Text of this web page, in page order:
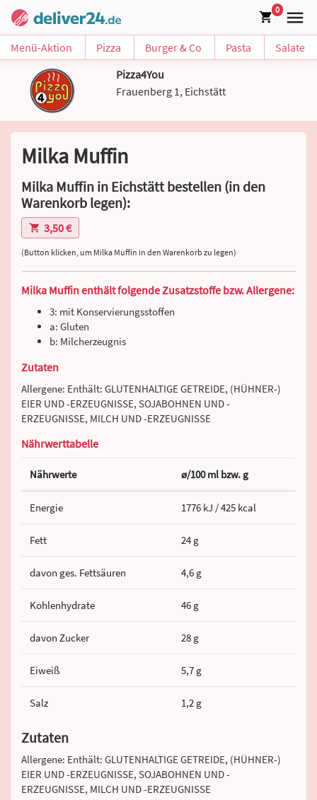
0
Menü-Aktion Pizza Burger & Co Pasta
Salate
Pizza4You
Frauenberg 1, Eichstätt
Milka Muffin
Milka Muffin in Eichstätt bestellen (in den
Warenkorb legen):
3,50 €
(Button klicken, um Milka Muffin in den Warenkorb zu legen)
Milka Muffin enthält folgende Zusatzstoffe bzw. Allergene:
3: mit Konservierungsstoffen
a: Gluten
b: Milcherzeugnis
Zutaten
Allergene: Enthält: GLUTENHALTIGE GETREIDE, (HÜHNER-)
EIER UND -ERZEUGNISSE, SOJABOHNEN UND -
ERZEUGNISSE, MILCH UND -ERZEUGNISSE
Nährwerttabelle
Nährwerte ø/100 ml bzw. g
Energie 1776 kJ / 425 kcal
Fett 24 g
davon ges. Fettsäuren 4,6 g
Kohlenhydrate 46 g
davon Zucker 28 g
Eiweiß 5,7 g
Salz 1,2 g
Zutaten
Allergene: Enthält: GLUTENHALTIGE GETREIDE, (HÜHNER-)
EIER UND -ERZEUGNISSE, SOJABOHNEN UND -
ERZEUGNISSE, MILCH UND -ERZEUGNISSE